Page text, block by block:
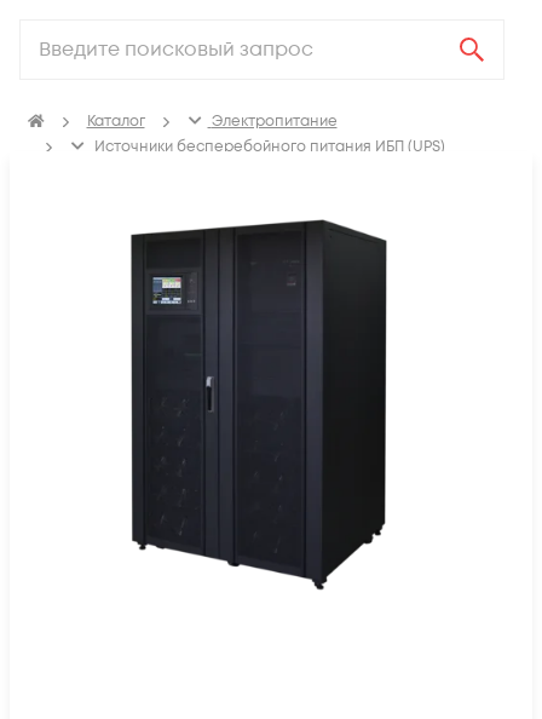
Каталог
Электропитание
Источники бесперебойного питания ИБП (UPS)